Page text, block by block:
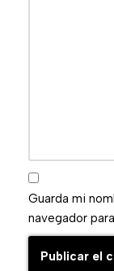
Guarda mi
navegador